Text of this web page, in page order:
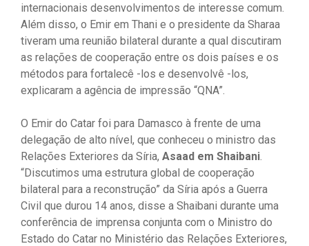
internacionais desenvolvimentos de interesse comum.
Além disso, o Emir em Thani e o presidente da Sharaa
tiveram uma reunião bilateral durante a qual discutiram
as relações de cooperação entre os dois países e os
métodos para fortalecê -los e desenvolvê -los,
explicaram a agência de impressão “QNA”.
O Emir do Catar foi para Damasco à frente de uma
delegação de alto nível, que conheceu o ministro das
Relações Exteriores da Síria, Asaad em Shaibani
“Discutimos uma estrutura global de cooperação
bilateral para a reconstrução” da Síria após a Guerra
Civil que durou 14 anos, disse a Shaibani durante uma
conferência de imprensa conjunta com o Ministro do
Estado do Catar no Ministério das Relações Exteriores,